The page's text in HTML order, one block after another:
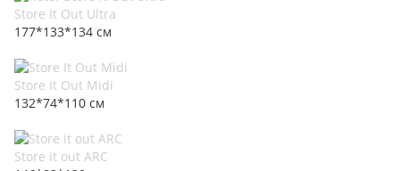
Store It Out Ultra
177*133*134 см
Store It Out Midi
132*74*110 см
Store it out ARC